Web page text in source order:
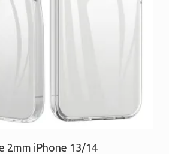
Προσθήκη στο καλάθι
2mm iPhone 13/14